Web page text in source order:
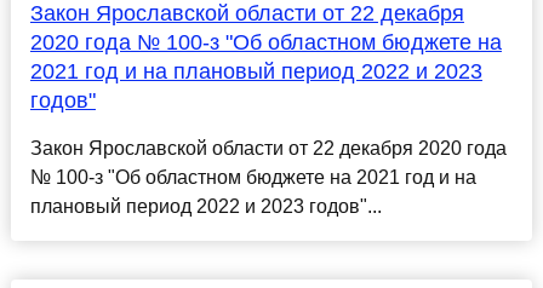
Закон Ярославской области от 22 декабря
2020 года № 100-з "Об областном бюджете на
2021 год и на плановый период 2022 и 2023
годов"
Закон Ярославской области от 22 декабря 2020 года
№ 100-з "Об областном бюджете на 2021 год и на
плановый период 2022 и 2023 годов"...